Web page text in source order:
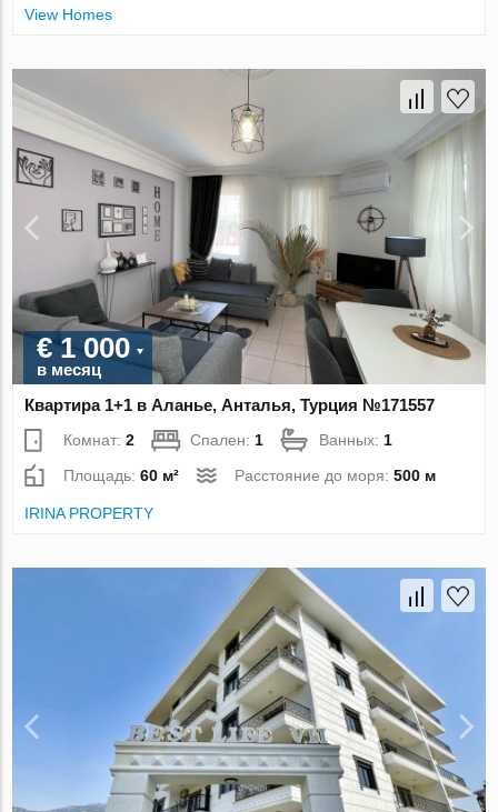
View Homes
€ 1 000
в месяц
Квартира 1+1 в Аланье, Анталья, Турция №171557
Комнат:2 Спален: 1 Ванных: 1
Площадь:60 м² Расстояние до моря:500 м
IRINA PROPERTY